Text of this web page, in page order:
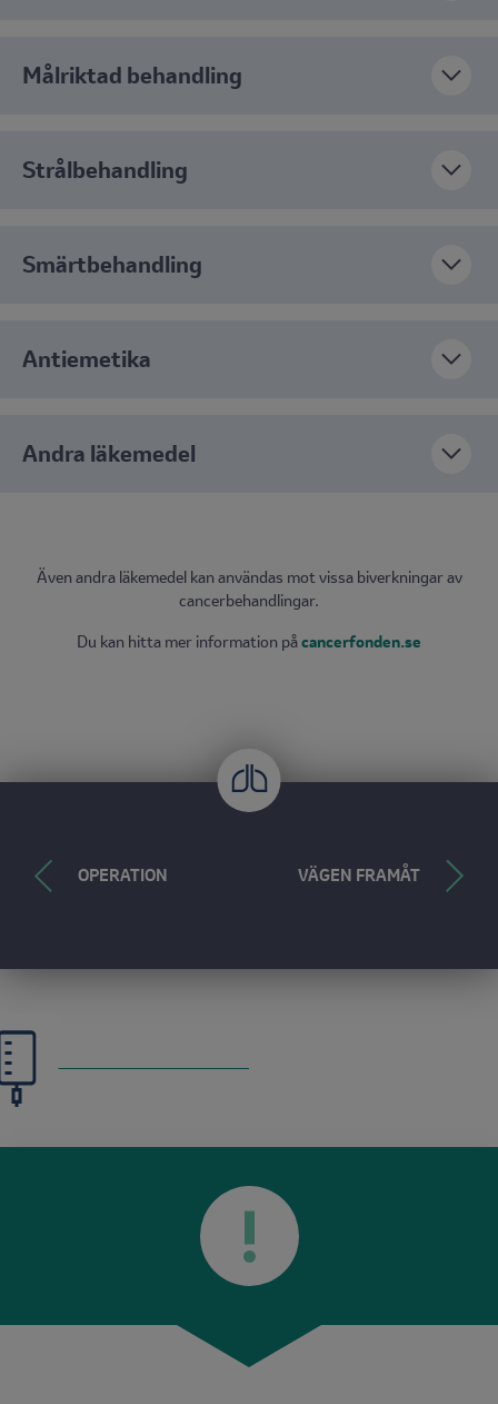
Målriktad behandling
Strålbehandling
Smärtbehandling
Antiemetika
Andra läkemedel
Även andra läkemedel kan användas mot vissa biverkningar av
cancerbehandlingar.
Du kan hitta mer information påcancerfonden.se
OPERATION VÄGEN FRAMÅT